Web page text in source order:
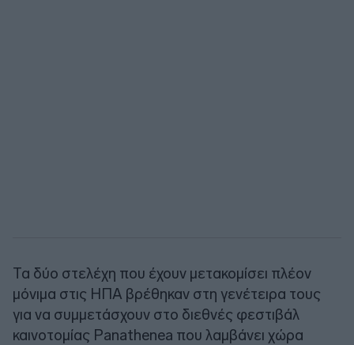
Τα δύο στελέχη που έχουν μετακομίσει πλέον
μόνιμα στις ΗΠΑ βρέθηκαν στη γενέτειρα τους
για να συμμετάσχουν στο διεθνές φεστιβάλ
καινοτομίας Panathenea που λαμβάνει χώρα